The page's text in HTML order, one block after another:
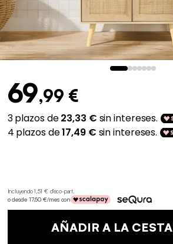
69,99 €
Incluyendo 1,51 € d'éco-part.
o desde 17,50 €/mes con
AÑADIR A LA CESTA